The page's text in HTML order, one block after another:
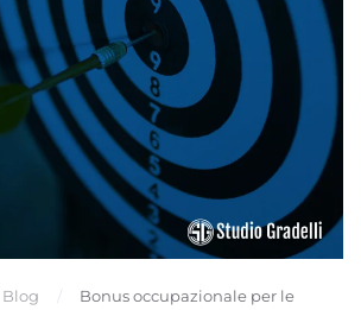
Blog
Bonus occupazionale per le